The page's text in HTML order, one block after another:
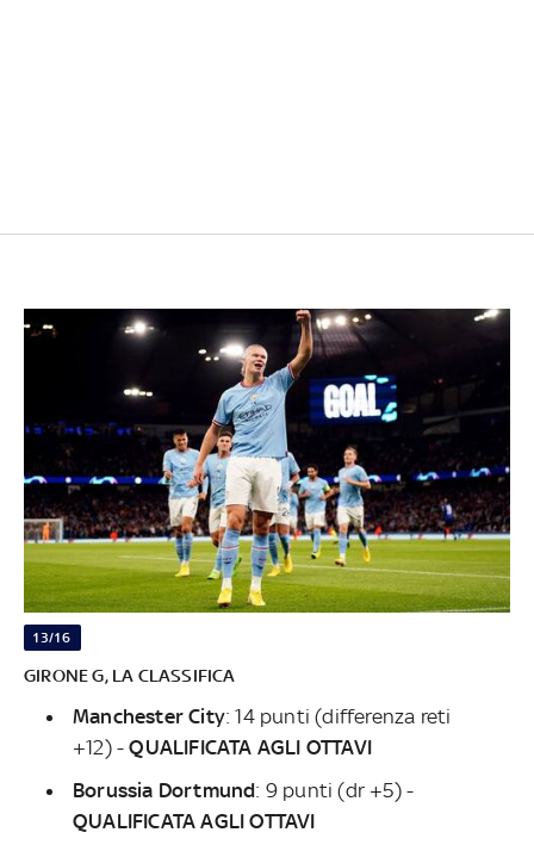
13/16
GIRONE G, LA CLASSIFICA
Manchester City: 14 punti (differenza reti
+12) -QUALIFICATA AGLI OTTAVI
Borussia Dortmund: 9 punti (dr +5) -
QUALIFICATA AGLI OTTAVI